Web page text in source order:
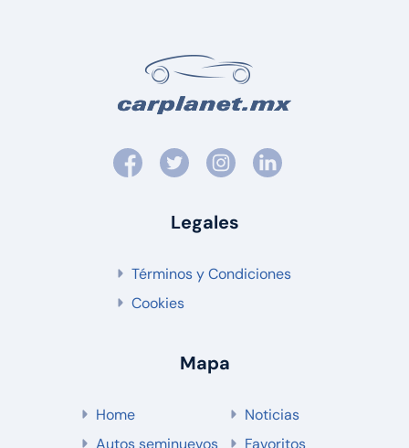
Legales
Términos y Condiciones
Cookies
Mapa
Home
Autos seminuevos
Noticias
Favoritos